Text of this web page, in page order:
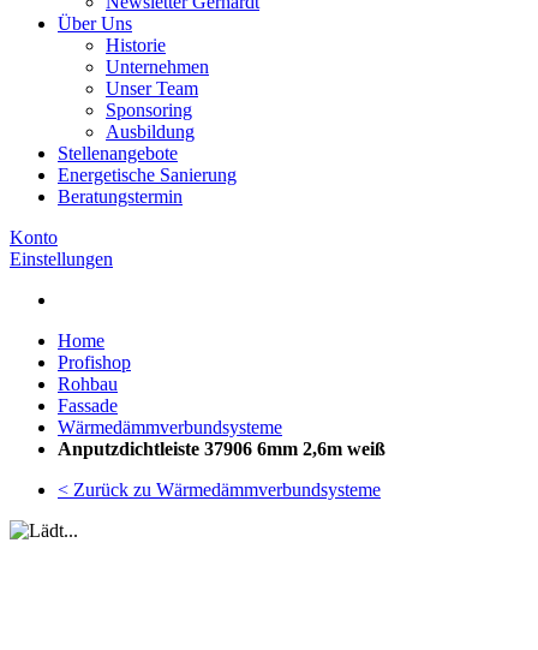
Über Uns
Historie
Unternehmen
Unser Team
Sponsoring
Ausbildung
Stellenangebote
Energetische Sanierung
Beratungstermin
Konto
Einstellungen
Home
Profishop
Rohbau
Fassade
Wärmedämmverbundsysteme
Anputzdichtleiste 37906 6mm 2,6m weiß
< Zurück zu Wärmedämmverbundsysteme